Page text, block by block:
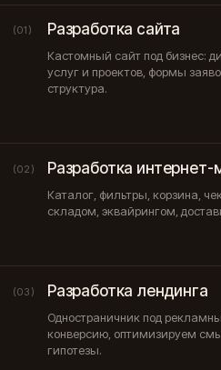
(01) Разработка сайта
Кастомный сайт под бизнес:
услуг и проектов, формы
структура.
(02) Разработка интернет-
Каталог, фильтры, корзина,
складом, эквайрингом,
(03) Разработка лендинга
Одностраничник под
конверсию, оптимизируем
гипотезы.